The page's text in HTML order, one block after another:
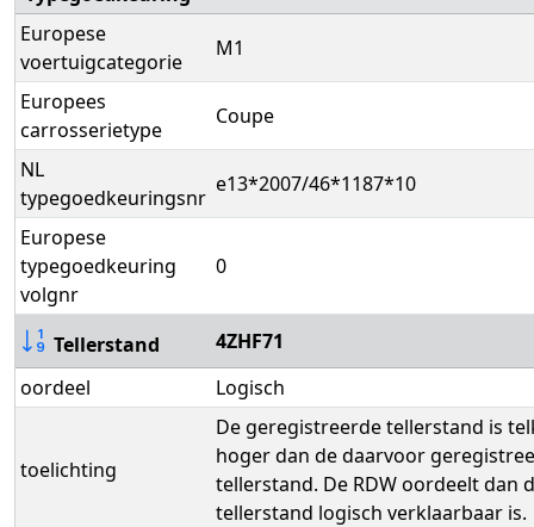
Europese
voertuigcategorie
M1
Europees
carrosserietype
Coupe
NL
typegoedkeuringsnr
e13*2007/46*1187*10
Europese
typegoedkeuring
volgnr
0
Tellerstand
4ZHF71
oordeel
Logisch
toelichting
De geregistreerde tellerstand is
hoger dan de daarvoor
tellerstand. De RDW oordeelt dan
tellerstand logisch verklaarbaar is.